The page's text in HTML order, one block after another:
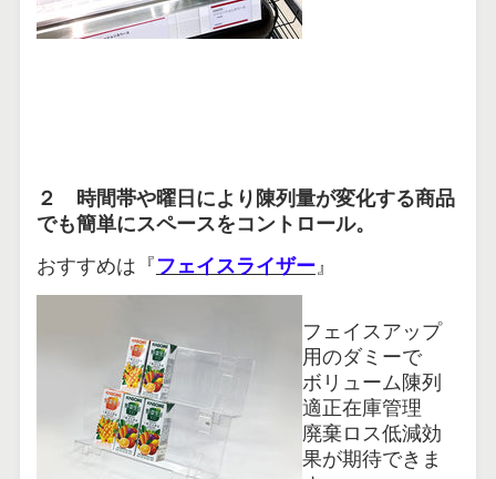
２ 時間帯や曜日により陳列量が変化する商品
でも簡単にスペースをコントロール。
おすすめは『フェイスライザー』
フェイスアップ
用のダミーで
ボリューム陳列
適正在庫管理
廃棄ロス低減効
果が期待できま